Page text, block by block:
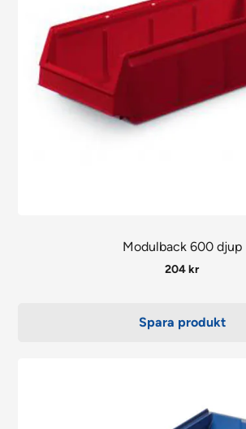
Modulback 600 djup
204kr
Spara produkt